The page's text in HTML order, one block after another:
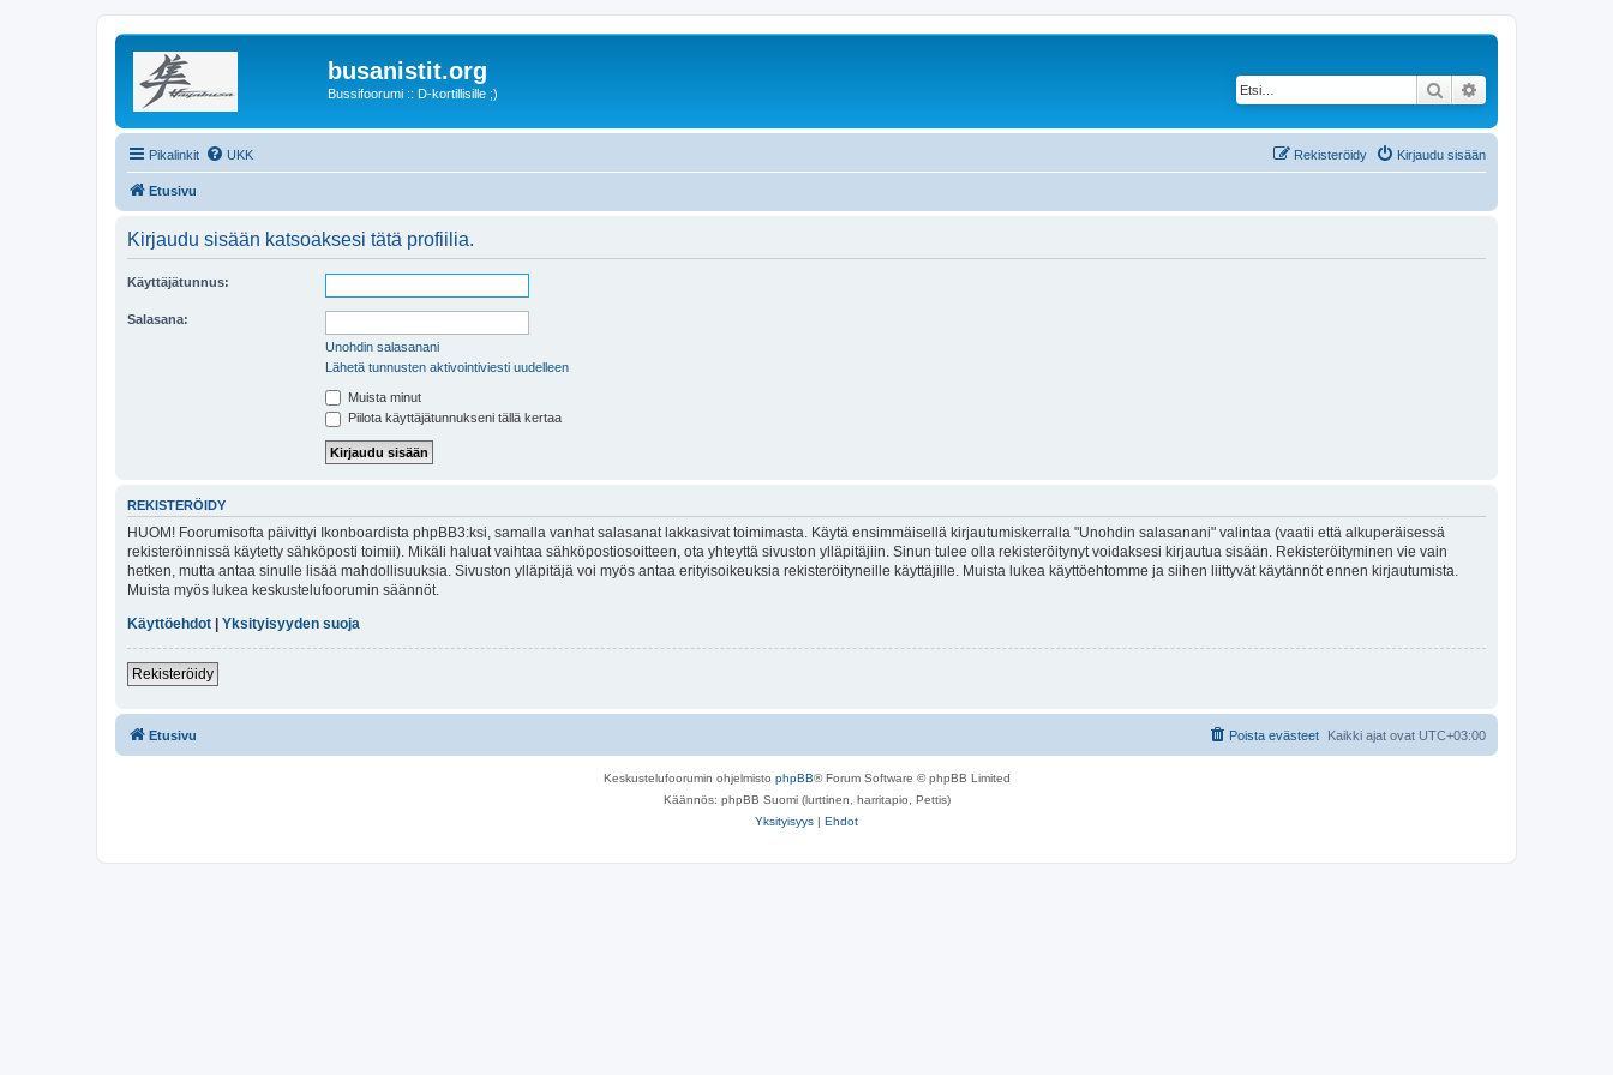
busanistit.org
Bussifoorumi :: D-kortillisille ;) Etsi
Pikalinkit UKK Kirjaudu sisään
Rekisteröidy
Etusivu
Kirjaudu sisään katsoaksesi tätä profiilia.
Käyttäjätunnus:
Salasana:
Unohdin salasanani
Lähetä tunnusten aktivointiviesti uudelleen
Muista minut
Piilota käyttäjätunnukseni tällä kertaa
REKISTERÖIDY
HUOM! Foorumisofta päivittyi Ikonboardista phpBB3:ksi, samalla vanhat salasanat lakkasivat toimimasta. Käytä ensimmäisellä kirjautumiskerralla "Unohdin salasanani" valintaa (vaatii että alkuperäisessä
rekisteröinnissä käytetty sähköposti toimii). Mikäli haluat vaihtaa sähköpostiosoitteen, ota yhteyttä sivuston ylläpitäjiin. Sinun tulee olla rekisteröitynyt voidaksesi kirjautua sisään. Rekisteröityminen vie vain
hetken, mutta antaa sinulle lisää mahdollisuuksia. Sivuston ylläpitäjä voi myös antaa erityisoikeuksia rekisteröityneille käyttäjille. Muista lukea käyttöehtomme ja siihen liittyvät käytännöt ennen kirjautumista.
Muista myös lukea keskustelufoorumin säännöt.
Käyttöehdot
Yksityisyyden suoja
Rekisteröidy
Etusivu Kaikki ajat ovat UTC+03:00
Poista evästeet
Keskustelufoorumin ohjelmisto phpBB® Forum Software © phpBB Limited
Käännös: phpBB Suomi (lurttinen, harritapio, Pettis)
Yksityisyys | Ehdot